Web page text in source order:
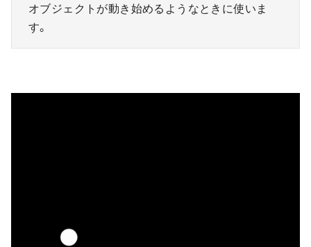
オブジェクトが動き始めるようなときに使いま
す。